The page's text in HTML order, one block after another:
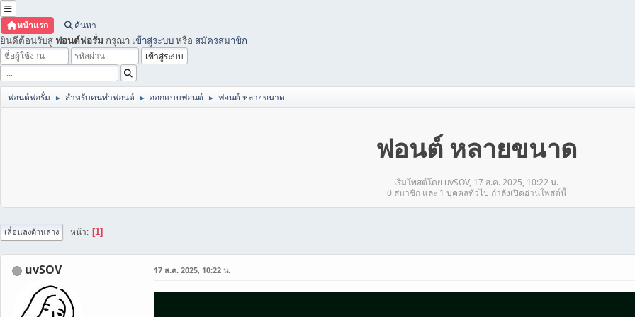
หน้าแรก ค้นหา
ยินดีต้อนรับสู่ ฟอนต์ฟอรั่ม กรุณา เข้าสู่ระบบหรือ สมัครสมาชิก
ฟอนต์ฟอรั่ม ► สำหรับคนทำฟอนต์ ► ออกแบบฟอนต์ ► ฟอนต์ หลายขนาด
ฟอนต์ หลายขนาด
เริ่มโพสต์โดย uvSOV, 17 ส.ค. 2025, 10:22 น.
0 สมาชิก และ 1 บุคคลทั่วไป กำลังเปิดอ่านโพสต์นี้
เลื่อนลงด้านล่าง หน้า 1
uvSOV 17 ส.ค. 2025, 10:22 น.